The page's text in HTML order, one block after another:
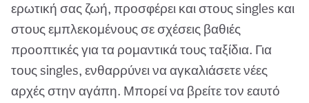
ερωτική σας ζωή, προσφέρει και στους singles και
στους εμπλεκομένους σε σχέσεις βαθιές
προοπτικές για τα ρομαντικά τους ταξίδια. Για
τους singles, ενθαρρύνει να αγκαλιάσετε νέες
αρχές στην αγάπη. Μπορεί να βρείτε τον εαυτό